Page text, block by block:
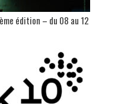
édition – du 08 au 12